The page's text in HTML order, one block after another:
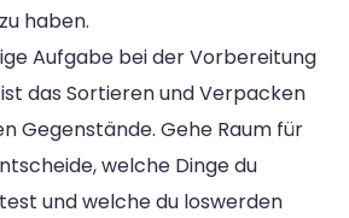
haben.
Aufgabe bei der Vorbereitung
das Sortieren und Verpacken
Gegenstände. Gehe Raum für
welche Dinge du
und welche du loswerden